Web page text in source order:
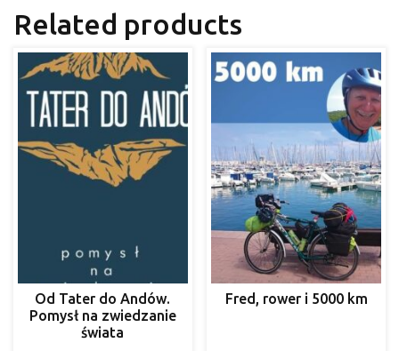
Related products
Od Tater do Andów.
Pomysł na zwiedzanie
świata
Fred, rower i 5000 km